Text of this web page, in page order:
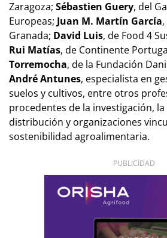
Zaragoza; Sébastien Guery, del
Europeas; Juan M. Martín García
Granada; David Luis, de Food 4
Rui Matías, de Continente
Torremocha, de la Fundación
André Antunes, especialista en
suelos y cultivos, entre otros
procedentes de la investigación,
distribución y organizaciones
sostenibilidad agroalimentaria.
PUBLICIDAD